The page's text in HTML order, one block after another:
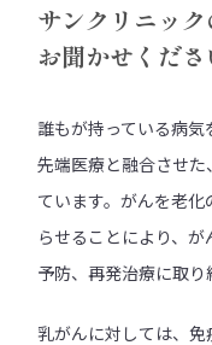
サンクリニッ
お聞かせくださ
誰もが持っている病
先端医療と融合させ
ています。がんを老
らせることにより、
予防、再発治療に取り
乳がんに対しては、免